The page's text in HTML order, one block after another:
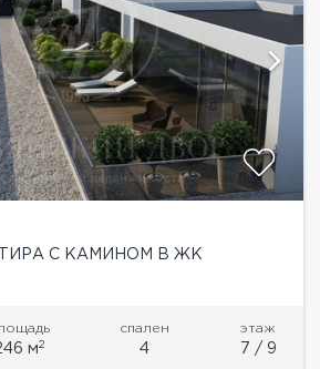
С КАМИНОМ В ЖК
м2
спален
4
этаж
7 / 9